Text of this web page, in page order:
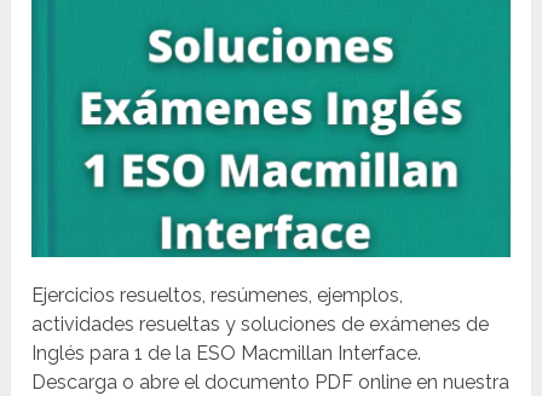
Ejercicios resueltos, resúmenes, ejemplos,
actividades resueltas y soluciones de exámenes de
Inglés para 1 de la ESO Macmillan Interface.
Descarga o abre el documento PDF online en nuestra